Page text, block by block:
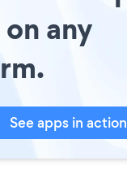
any
See apps in action